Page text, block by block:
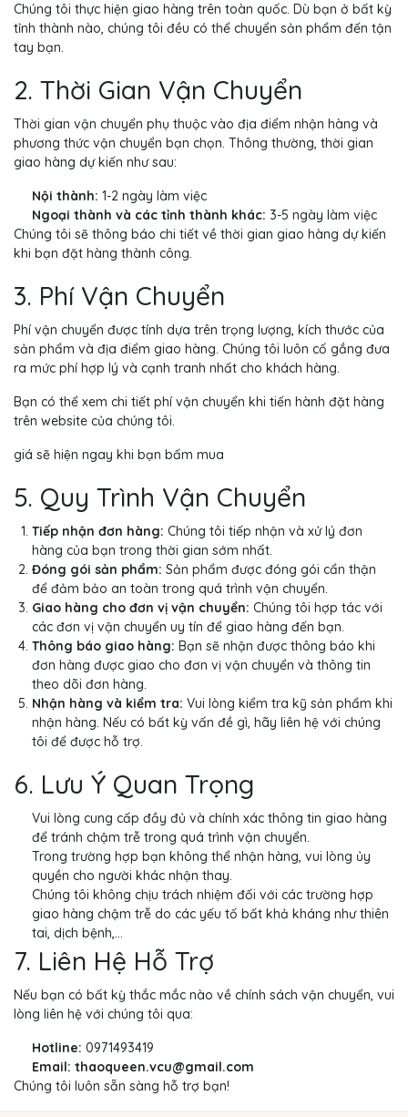
Chúng tôi thực hiện giao hàng trên toàn quốc. Dù bạn ở bất kỳ
tỉnh thành nào, chúng tôi đều có thể chuyển sản phẩm đến tận
tay bạn.
2. Thời Gian Vận Chuyển
Thời gian vận chuyển phụ thuộc vào địa điểm nhận hàng và
phương thức vận chuyển bạn chọn. Thông thường, thời gian
giao hàng dự kiến như sau:
Nội thành: 1-2 ngày làm việc
Ngoại thành và các tỉnh thành khác: 3-5 ngày làm việc
Chúng tôi sẽ thông báo chi tiết về thời gian giao hàng dự kiến
khi bạn đặt hàng thành công.
3. Phí Vận Chuyển
Phí vận chuyển được tính dựa trên trọng lượng, kích thước của
sản phẩm và địa điểm giao hàng. Chúng tôi luôn cố gắng đưa
ra mức phí hợp lý và cạnh tranh nhất cho khách hàng.
Bạn có thể xem chi tiết phí vận chuyển khi tiến hành đặt hàng
trên website của chúng tôi.
giá sẽ hiện ngay khi bạn bấm mua
5. Quy Trình Vận Chuyển
Tiếp nhận đơn hàng: Chúng tôi tiếp nhận và xử lý đơn
hàng của bạn trong thời gian sớm nhất.
Đóng gói sản phẩm: Sản phẩm được đóng gói cẩn thận
để đảm bảo an toàn trong quá trình vận chuyển.
Giao hàng cho đơn vị vận chuyển: Chúng tôi hợp tác với
các đơn vị vận chuyển uy tín để giao hàng đến bạn.
Thông báo giao hàng: Bạn sẽ nhận được thông báo khi
đơn hàng được giao cho đơn vị vận chuyển và thông tin
theo dõi đơn hàng.
Nhận hàng và kiểm tra: Vui lòng kiểm tra kỹ sản phẩm khi
nhận hàng. Nếu có bất kỳ vấn đề gì, hãy liên hệ với chúng
tôi để được hỗ trợ.
6. Lưu Ý Quan Trọng
Vui lòng cung cấp đầy đủ và chính xác thông tin giao hàng
để tránh chậm trễ trong quá trình vận chuyển.
Trong trường hợp bạn không thể nhận hàng, vui lòng ủy
quyền cho người khác nhận thay.
Chúng tôi không chịu trách nhiệm đối với các trường hợp
giao hàng chậm trễ do các yếu tố bất khả kháng như thiên
tai, dịch bệnh,...
7. Liên Hệ Hỗ Trợ
Nếu bạn có bất kỳ thắc mắc nào về chính sách vận chuyển, vui
lòng liên hệ với chúng tôi qua:
Hotline: 0971493419
Email: thaoqueen.vcu@gmail.com
Chúng tôi luôn sẵn sàng hỗ trợ bạn!